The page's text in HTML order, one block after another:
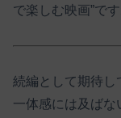
で楽しむ映画”で
続編として期待し
一体感には及ばな